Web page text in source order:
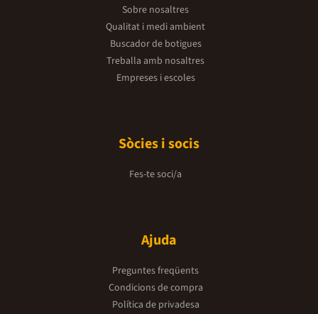
Sobre nosaltres
Qualitat i medi ambient
Buscador de botigues
Treballa amb nosaltres
Empreses i escoles
Sòcies i socis
Fes-te soci/a
Ajuda
Preguntes freqüents
Condicions de compra
Política de privadesa